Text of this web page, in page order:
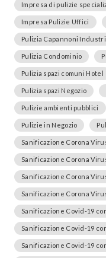
Impresa di pulizie
Impresa Pulizie Uffici
Pulizia Capannoni
Pulizia Condominio
Pulizia spazi comuni Hotel
Pulizia spazi Negozio
Pulizie ambienti pubblici
Pulizie in Negozio
Sanificazione Corona
Sanificazione Corona
Sanificazione Corona
Sanificazione Corona
Sanificazione Covid-19
Sanificazione Covid-19
Sanificazione Covid-19